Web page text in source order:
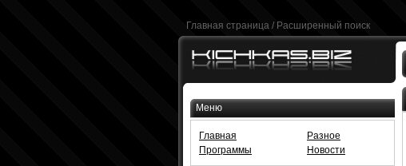
Главная страница / Расширенный поиск
Меню
Главная
Программы
Разное
Новости